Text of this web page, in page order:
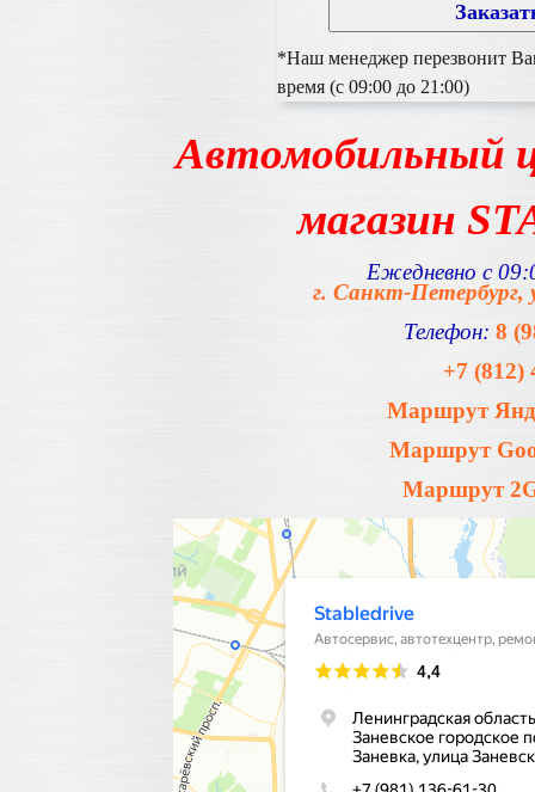
*Наш менеджер перезвонит
время (с 09:00 до 21:00)
Автомобильный
магазин
Ежедневно с
г. Санкт-Петербург,
Телефон: 8
+7 (812)
Маршрут
Маршрут
Маршрут